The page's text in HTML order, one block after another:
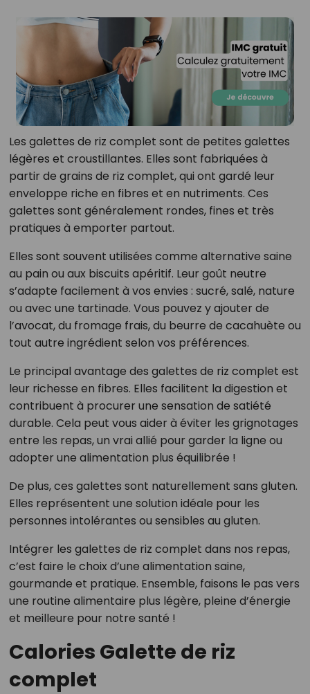
Les galettes de riz complet sont de petites galettes
légères et croustillantes. Elles sont fabriquées à
partir de grains de riz complet, qui ont gardé leur
enveloppe riche en fibres et en nutriments. Ces
galettes sont généralement rondes, fines et très
pratiques à emporter partout.
Elles sont souvent utilisées comme alternative saine
au pain ou aux biscuits apéritif. Leur goût neutre
s’adapte facilement à vos envies : sucré, salé, nature
ou avec une tartinade. Vous pouvez y ajouter de
l’avocat, du fromage frais, du beurre de cacahuète ou
tout autre ingrédient selon vos préférences.
Le principal avantage des galettes de riz complet est
leur richesse en fibres. Elles facilitent la digestion et
contribuent à procurer une sensation de satiété
durable. Cela peut vous aider à éviter les grignotages
entre les repas, un vrai allié pour garder la ligne ou
adopter une alimentation plus équilibrée !
De plus, ces galettes sont naturellement sans gluten.
Elles représentent une solution idéale pour les
personnes intolérantes ou sensibles au gluten.
Intégrer les galettes de riz complet dans nos repas,
c’est faire le choix d’une alimentation saine,
gourmande et pratique. Ensemble, faisons le pas vers
une routine alimentaire plus légère, pleine d’énergie
et meilleure pour notre santé !
Calories Galette de riz
complet